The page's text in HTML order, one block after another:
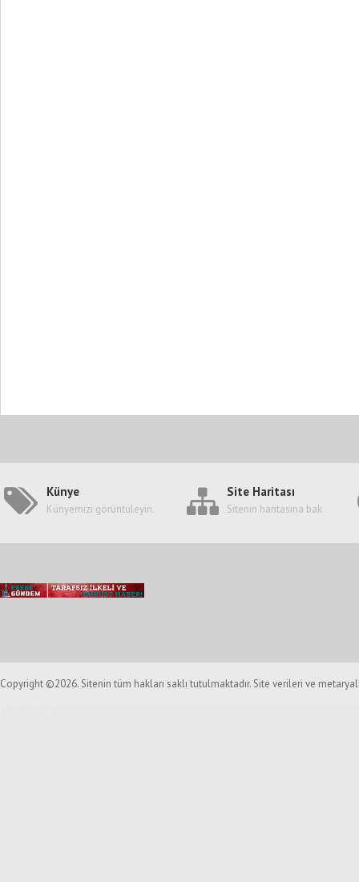
Künye
Künyemizi görüntüleyin.
Site Haritası
Sitenin haritasına bak
Copyright ©2026. Sitenin tüm hakları saklı tutulmaktadır. Site verileri ve